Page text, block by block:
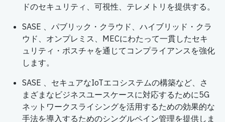
ドのセキュリティ、可視性、テレメトリを提供する。
SASE 、パブリック・クラウド、ハイブリッド・クラ
ウド、オンプレミス、MECにわたって一貫したセキ
ュリティ・ポスチャを通じてコンプライアンスを強化
します。
SASE 、セキュアなIoTエコシステムの構築など、さ
まざまなビジネスユースケースに対応するために5G
ネットワークスライシングを活用するための効果的な
手法を導入するためのシングルペイン管理を提供しま